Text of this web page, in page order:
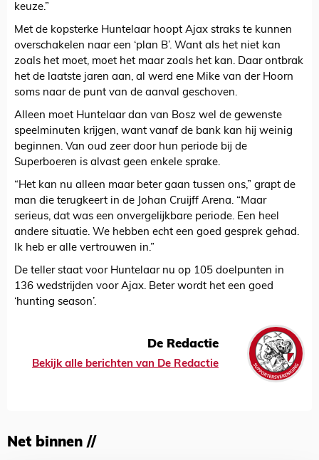
keuze.”
Met de kopsterke Huntelaar hoopt Ajax straks te kunnen
overschakelen naar een ‘plan B’. Want als het niet kan
zoals het moet, moet het maar zoals het kan. Daar ontbrak
het de laatste jaren aan, al werd ene Mike van der Hoorn
soms naar de punt van de aanval geschoven.
Alleen moet Huntelaar dan van Bosz wel de gewenste
speelminuten krijgen, want vanaf de bank kan hij weinig
beginnen. Van oud zeer door hun periode bij de
Superboeren is alvast geen enkele sprake.
“Het kan nu alleen maar beter gaan tussen ons,” grapt de
man die terugkeert in de Johan Cruijff Arena. “Maar
serieus, dat was een onvergelijkbare periode. Een heel
andere situatie. We hebben echt een goed gesprek gehad.
Ik heb er alle vertrouwen in.”
De teller staat voor Huntelaar nu op 105 doelpunten in
136 wedstrijden voor Ajax. Beter wordt het een goed
‘hunting season’.
De Redactie
Bekijk alle berichten van De Redactie
Net binnen //